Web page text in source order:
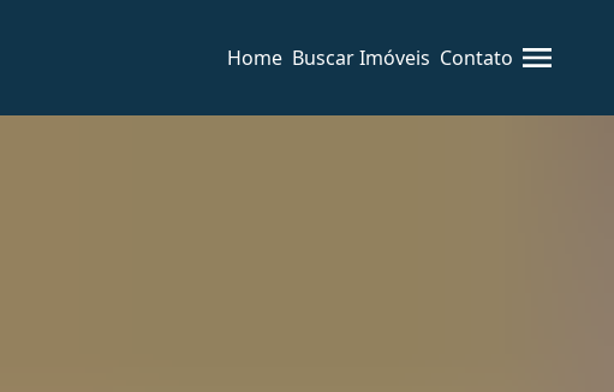
Home Buscar Imóveis Contato